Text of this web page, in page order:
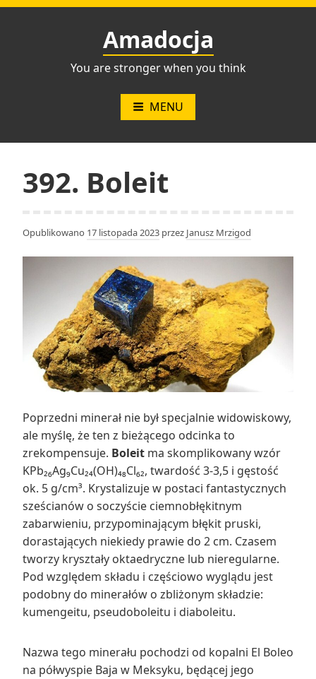
Przejdź
Amadocja
You are stronger when you think
MENU
392. Boleit
Opublikowano 17 listopada 2023 przez Janusz Mrzigod
Poprzedni minerał nie był specjalnie widowiskowy,
ale myślę, że ten z bieżącego odcinka to
zrekompensuje. Boleit ma skomplikowany wzór
KPb₂₆Ag₉Cu₂₄(OH)₄₈Cl₆₂, twardość 3-3,5 i gęstość
ok. 5 g/cm³. Krystalizuje w postaci fantastycznych
sześcianów o soczyście ciemnobłękitnym
zabarwieniu, przypominającym błękit pruski,
dorastających niekiedy prawie do 2 cm. Czasem
tworzy kryształy oktaedryczne lub nieregularne.
Pod względem składu i częściowo wyglądu jest
podobny do minerałów o zbliżonym składzie:
kumengeitu, pseudoboleitu i diaboleitu.
Nazwa tego minerału pochodzi od kopalni El Boleo
na półwyspie Baja w Meksyku, będącej jego